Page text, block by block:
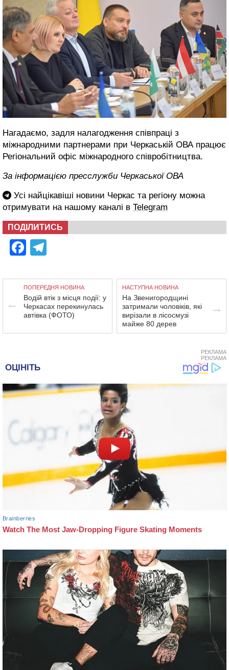
Нагадаємо, задля налагодження співпраці з
міжнародними партнерами при Черкаській ОВА працює
Регіональний офіс міжнародного співробітництва.
За інформацією пресслужби Черкаської ОВА
Усі найцікавіші новини Черкас та регіону можна
отримувати на нашому каналі в Telegram
ПОДІЛИТИСЬ
Facebook
ПОПЕРЕДНЯ НОВИНА
Водій втік з місця події: у
Черкасах перекинулась
автівка (ФОТО)
НАСТУПНА НОВИНА
На Звенигородщині
затримали чоловіків, які
вирізали в лісосмузі
майже 80 дерев
РЕКЛАМА
РЕКЛАМА